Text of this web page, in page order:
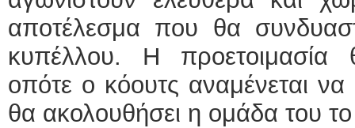
αποτέλεσμα που θα
κυπέλλου. Η προετοιμασία
οπότε ο κόουτς αναμένεται
θα ακολουθήσει η ομάδα του